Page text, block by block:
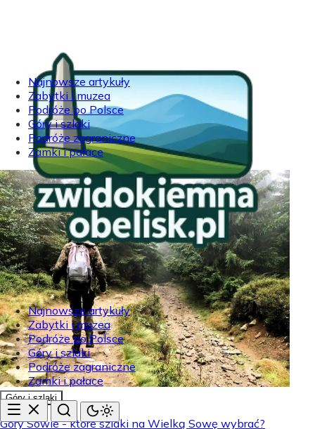
Najnowsze artykuły
Zabytki i muzea
Podróże po Polsce
Góry i szlaki
Podróże zagraniczne
Zamki i pałace
Najnowsze artykuły
Zabytki i muzea
Podróże po Polsce
Góry i szlaki
Podróże zagraniczne
Zamki i pałace
Góry i szlaki
Góry Sowie - które szlaki na Wielką Sowę wybrać?